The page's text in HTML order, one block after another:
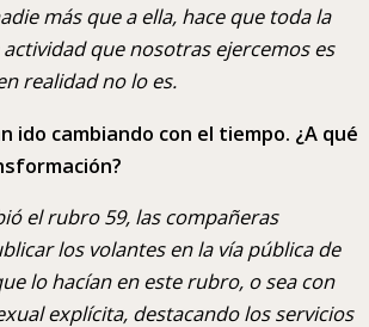
más que a ella, hace que toda la
que nosotras ejercemos es
realidad no lo es.
ido cambiando con el tiempo. ¿A qué
el rubro 59, las compañeras
los volantes en la vía pública de
lo hacían en este rubro, o sea con
explícita, destacando los servicios